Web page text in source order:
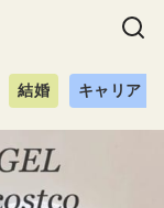
結婚 キャリア